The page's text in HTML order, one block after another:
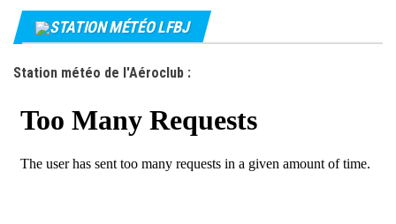
STATION MÉTÉO LFBJ
Station météo de l'Aéroclub :